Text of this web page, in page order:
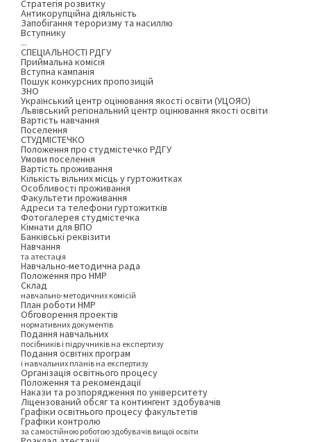
Стратегія розвитку
Антикорупційна діяльність
Запобігання тероризму та насиллю
Вступнику
...
СПЕЦІАЛЬНОСТІ РДГУ
Приймальна комісія
Вступна кампанія
Пошук конкурсних пропозицій
ЗНО
Український центр оцінювання якості освіти (УЦОЯО)
Львівський регіональний центр оцінювання якості освіти
Вартість навчання
Поселення
СТУДМІСТЕЧКО
Положення про студмістечко РДГУ
Умови поселення
Вартість проживання
Кількість вільних місць у гуртожитках
Особливості проживання
Факультети проживання
Адреси та телефони гуртожитків
Фотогалерея студмістечка
Кімнати для ВПО
Банківські реквізити
Навчання
та атестація
Навчально-методична рада
Положення про НМР
Склад
навчально-методичних комісій
План роботи НМР
Обговорення проектів
нормативних документів
Подання навчальних
посібників і підручників на експертизу
Подання освітніх програм
і навчальних планів на експертизу
Організація освітнього процесу
Положення та рекомендації
Накази та розпорядження по університету
Ліцензований обсяг та контингент здобувачів
Графіки освітнього процесу факультетів
Графіки контролю
за самостійною роботою здобувачів вищої освіти